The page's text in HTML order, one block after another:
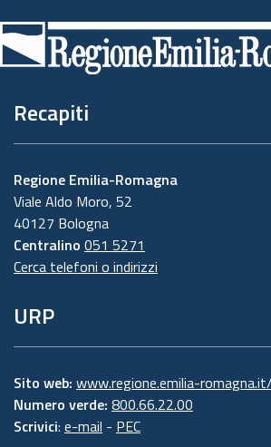
di
pagina
Recapiti
Regione Emilia-Romagna
Viale Aldo Moro, 52
40127 Bologna
Centralino 051 5271
Cerca telefoni o indirizzi
URP
Sito web: www.regione.emilia-
Numero verde: 800.66.22.00
Scrivici: e-mail - PEC